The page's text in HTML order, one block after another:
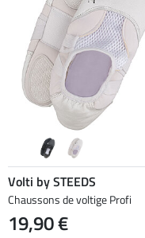
Volti by STEEDS
Chaussons de voltige Profi
19,90 €